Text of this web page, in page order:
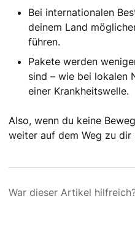
Bei internationalen
deinem Land
führen.
Pakete werden
sind – wie bei lokalen
einer Krankheitswelle.
Also, wenn du keine
weiter auf dem Weg zu dir
War dieser Artikel